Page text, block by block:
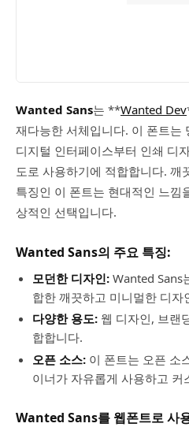
Wanted Sans는 **Wanted Dev
재다능한 서체입니다. 이 폰트는
디지털 인터페이스부터 인쇄 디
도로 사용하기에 적합합니다. 깨
특징인 이 폰트는 현대적인 느낌
상적인 선택입니다.
Wanted Sans의 주요 특징:
모던한 디자인: Wanted Sans
합한 깨끗하고 미니멀한 디자
다양한 용도: 웹 디자인, 브랜
합합니다.
오픈 소스: 이 폰트는 오픈 소
이너가 자유롭게 사용하고
Wanted Sans를 웹폰트로 사